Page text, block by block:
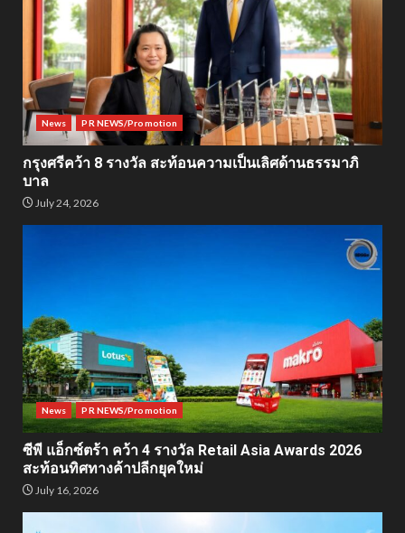
News PR NEWS/Promotion
กรุงศรีคว้า 8 รางวัล สะท้อนความเป็นเลิศด้านธรรมาภิ
บาล
July 24, 2026
News PR NEWS/Promotion
ซีพี แอ็กซ์ตร้า คว้า 4 รางวัล Retail Asia Awards 2026
สะท้อนทิศทางค้าปลีกยุคใหม่
July 16, 2026